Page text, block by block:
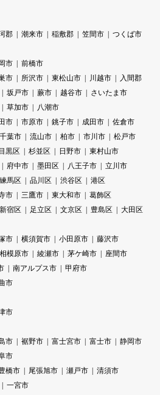
郡 潮来市 稲敷郡 笠間市
つくば市
市
前橋市
市 所沢市 東松山市 川越市
入間郡
坂戸市 蕨市 越谷市
さいたま市
草加市
八潮市
市 市原市 銚子市 成田市
佐倉市
千葉市 流山市 柏市 市川市
松戸市
目黒区 杉並区 日野市
東村山市
府中市 墨田区 八王子市
立川市
練馬区 品川区 渋谷区
港区
市 三鷹市 東大和市
葛飾区
新宿区 足立区 文京区 豊島区
大田区
市 横須賀市 小田原市
藤沢市
相模原市 綾瀬市 茅ケ崎市
座間市
南アルプス市
甲府市
市
市
市 裾野市 富士宮市 富士市
静岡市
市
橋市 尾張旭市 瀬戸市
清須市
一宮市